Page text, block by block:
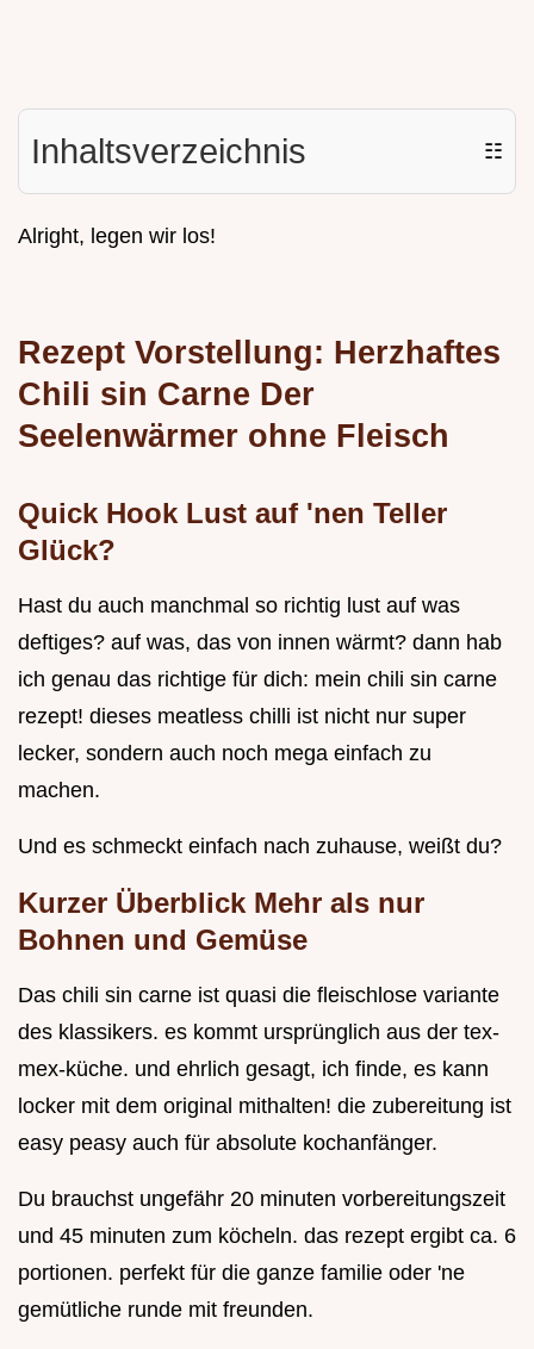
Inhaltsverzeichnis ☷
Alright, legen wir los!
Rezept Vorstellung: Herzhaftes
Chili sin Carne Der
Seelenwärmer ohne Fleisch
Quick Hook Lust auf 'nen Teller
Glück?
Hast du auch manchmal so richtig lust auf was
deftiges? auf was, das von innen wärmt? dann hab
ich genau das richtige für dich: mein chili sin carne
rezept! dieses meatless chilli ist nicht nur super
lecker, sondern auch noch mega einfach zu
machen.
Und es schmeckt einfach nach zuhause, weißt du?
Kurzer Überblick Mehr als nur
Bohnen und Gemüse
Das chili sin carne ist quasi die fleischlose variante
des klassikers. es kommt ursprünglich aus der tex-
mex-küche. und ehrlich gesagt, ich finde, es kann
locker mit dem original mithalten! die zubereitung ist
easy peasy auch für absolute kochanfänger.
Du brauchst ungefähr 20 minuten vorbereitungszeit
und 45 minuten zum köcheln. das rezept ergibt ca. 6
portionen. perfekt für die ganze familie oder 'ne
gemütliche runde mit freunden.